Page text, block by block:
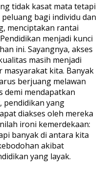
tidak kasat mata tetapi
bagi individu dan
menciptakan rantai
menjadi kunci
ini. Sayangnya, akses
masih menjadi
kita. Banyak
berjuang melawan
demi mendapatkan
pendidikan yang
diakses oleh mereka
ironi kemerdekaan:
banyak di antara kita
akibat
yang layak.